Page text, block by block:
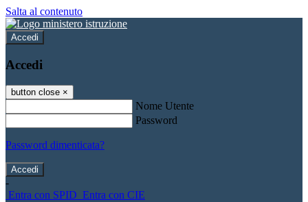
Salta al contenuto
Accedi
Accedi
button close ×
Nome Utente
Password
Password dimenticata?
-
Entra con SPID Entra con CIE